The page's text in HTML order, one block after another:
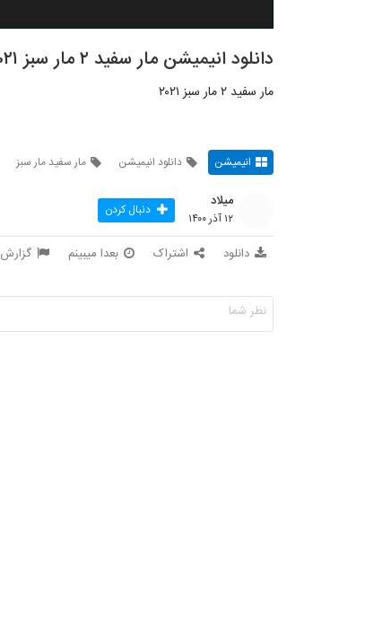
دانلود انیمیشن مار سفید ۲ مار سبز ۲۰۲۱
مار سفید ۲ مار سبز ۲۰۲۱
انیمیشن دانلود انیمیشن مار سفید مار سبز
میلاد
۱۲ آذر ۱۴۰۰ دنبال کردن
دانلود اشتراک بعدا میبینم گزارش